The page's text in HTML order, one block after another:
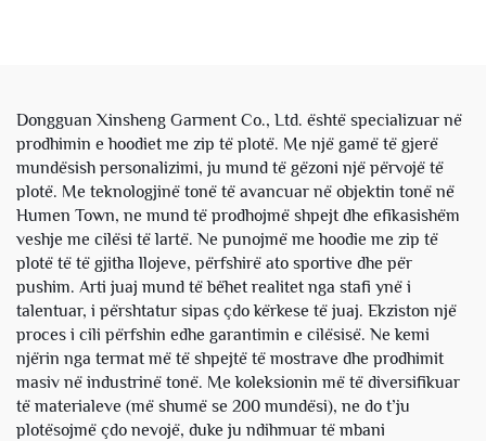
Dongguan Xinsheng Garment Co., Ltd. është specializuar në
prodhimin e hoodiet me zip të plotë. Me një gamë të gjerë
mundësish personalizimi, ju mund të gëzoni një përvojë të
plotë. Me teknologjinë tonë të avancuar në objektin tonë në
Humen Town, ne mund të prodhojmë shpejt dhe efikasishëm
veshje me cilësi të lartë. Ne punojmë me hoodie me zip të
plotë të të gjitha llojeve, përfshirë ato sportive dhe për
pushim. Arti juaj mund të bëhet realitet nga stafi ynë i
talentuar, i përshtatur sipas çdo kërkese të juaj. Ekziston një
proces i cili përfshin edhe garantimin e cilësisë. Ne kemi
njërin nga termat më të shpejtë të mostrave dhe prodhimit
masiv në industrinë tonë. Me koleksionin më të diversifikuar
të materialeve (më shumë se 200 mundësi), ne do t’ju
plotësojmë çdo nevojë, duke ju ndihmuar të mbani